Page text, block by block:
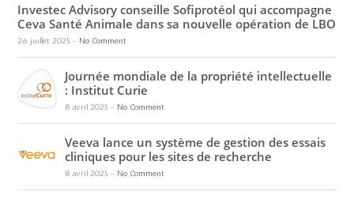
Investec Advisory conseille Sofiprotéol qui accompagne
Ceva Santé Animale dans sa nouvelle opération de LBO
26 juillet 2025- No Comment
Journée mondiale de la propriété intellectuelle
: Institut Curie
8 avril 2025- No Comment
Veeva lance un système de gestion des essais
cliniques pour les sites de recherche
8 avril 2025- No Comment